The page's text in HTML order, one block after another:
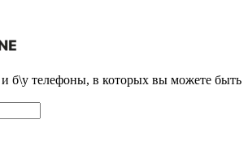
б\у телефоны, в которых вы можете быть